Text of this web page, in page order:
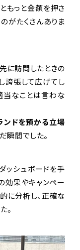
もっと金額を押さ
がたくさんありま
に訪問したときの
誇張して広げてし
当なことは言わな
ドを預かる立場
瞬間でした。
ッシュボードを手
効果やキャンペー
に分析し、正確な
。